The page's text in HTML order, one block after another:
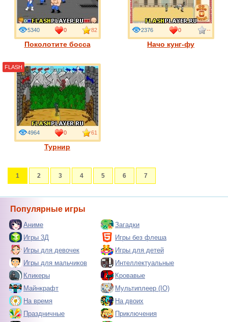
Поколотите босса
5340 0 82
Начо кунг-фу
2376 0 --
Турнир
4964 0 61
FLASH
1 2 3 4 5 6 7
Популярные игры
Аниме
Загадки
Игры 3Д
Игры без флеша
Игры для девочек
Игры для детей
Игры для мальчиков
Интеллектуальные
Кликеры
Кровавые
Майнкрафт
Мультиплеер (IO)
На время
На двоих
Праздничные
Приключения